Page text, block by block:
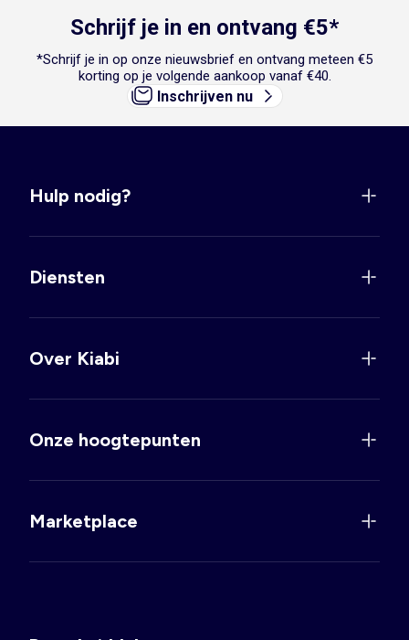
Schrijf je in en ontvang €5*
*Schrijf je in op onze nieuwsbrief en ontvang meteen €5
korting op je volgende aankoop vanaf €40.
Inschrijven nu
Hulp nodig?
Diensten
Over Kiabi
Onze hoogtepunten
Marketplace